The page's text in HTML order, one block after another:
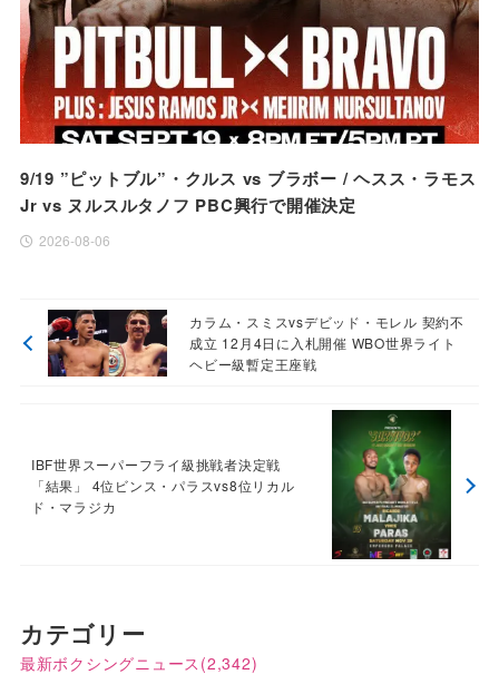
9/19 ”ピットブル”・クルス vs ブラボー / ヘスス・ラモス
Jr vs ヌルスルタノフ PBC興行で開催決定
2026-08-06
カラム・スミスvsデビッド・モレル 契約不
成立 12月4日に入札開催 WBO世界ライト
ヘビー級暫定王座戦
IBF世界スーパーフライ級挑戦者決定戦
「結果」 4位ビンス・パラスvs8位リカル
ド・マラジカ
カテゴリー
最新ボクシングニュース (2,342)